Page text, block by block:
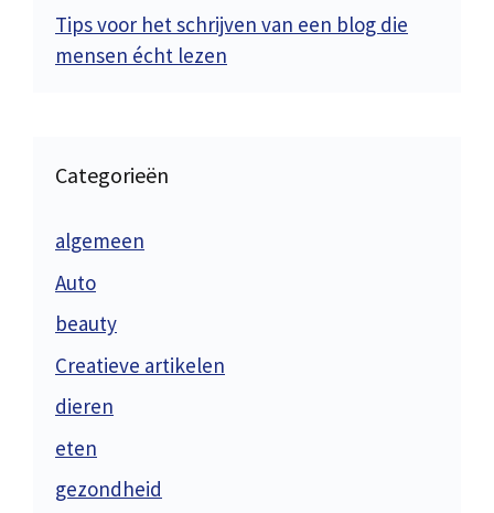
Tips voor het schrijven van een blog die
mensen écht lezen
Categorieën
algemeen
Auto
beauty
Creatieve artikelen
dieren
eten
gezondheid